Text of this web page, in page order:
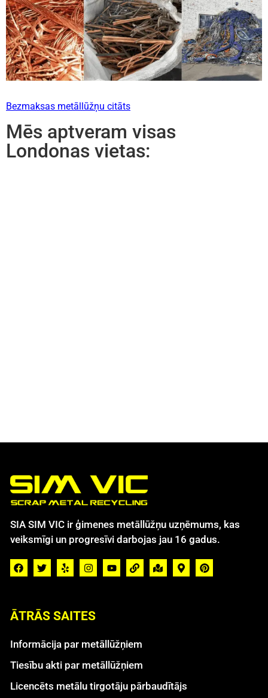
Bezmaksas metāllūžņu citāts
Mēs aptveram visas
Londonas vietas:
SIA SIM VIC ir ģimenes metāllūžņu uzņēmums, kas
veiksmīgi un progresīvi darbojas jau 16 gadus.
ĀTRĀS SAITES
Informācija par metāllūžņiem
Tiesību akti par metāllūžņiem
Licencēts metālu tirgotāju pārbaudītājs